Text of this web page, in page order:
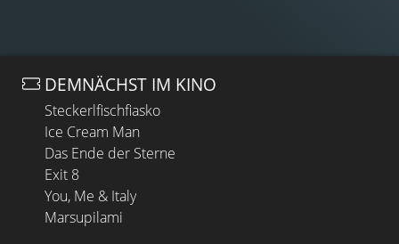
DEMNÄCHST IM KINO
Steckerlfischfiasko
Ice Cream Man
Das Ende der Sterne
Exit 8
You, Me & Italy
Marsupilami